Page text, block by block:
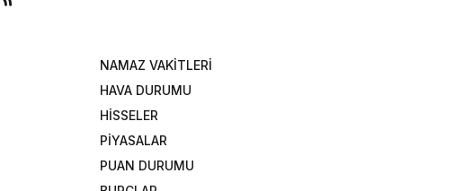
NAMAZ VAKİTLERİ
HAVA DURUMU
HİSSELER
PİYASALAR
PUAN DURUMU